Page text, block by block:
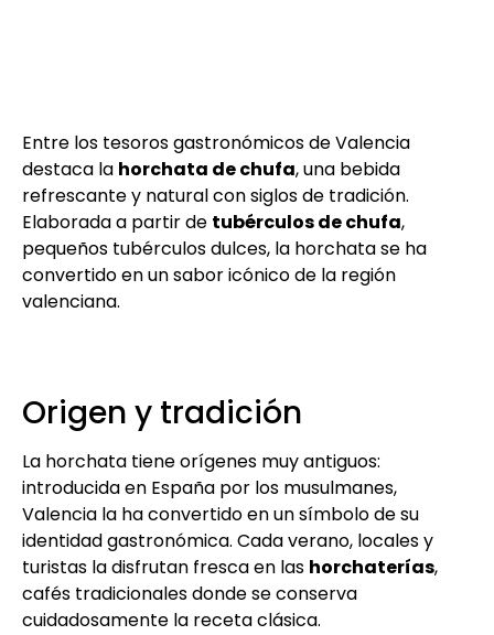
Entre los tesoros gastronómicos de Valencia
destaca la horchata de chufa, una bebida
refrescante y natural con siglos de tradición.
Elaborada a partir de tubérculos de chufa,
pequeños tubérculos dulces, la horchata se ha
convertido en un sabor icónico de la región
valenciana.
Origen y tradición
La horchata tiene orígenes muy antiguos:
introducida en España por los musulmanes,
Valencia la ha convertido en un símbolo de su
identidad gastronómica. Cada verano, locales y
turistas la disfrutan fresca en las horchaterías,
cafés tradicionales donde se conserva
cuidadosamente la receta clásica.